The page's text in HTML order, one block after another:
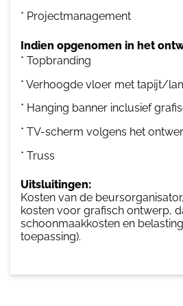
* Projectmanagement
Indien opgenomen in het
* Topbranding
* Verhoogde vloer met tapijt/
* Hanging banner inclusief
* TV-scherm volgens het
* Truss
Uitsluitingen:
Kosten van de
kosten voor grafisch ontwerp,
schoonmaakkosten en
toepassing).